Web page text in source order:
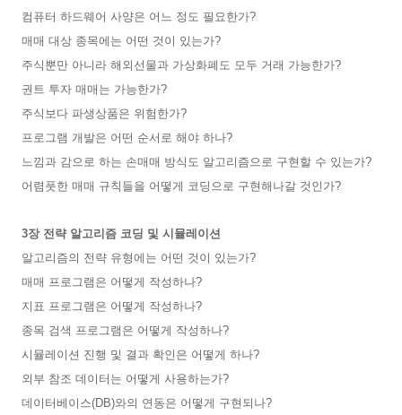
컴퓨터 하드웨어 사양은 어느 정도 필요한가?
매매 대상 종목에는 어떤 것이 있는가?
주식뿐만 아니라 해외선물과 가상화폐도 모두 거래 가능한가?
권트 투자 매매는 가능한가?
주식보다 파생상품은 위험한가?
프로그램 개발은 어떤 순서로 해야 하나?
느낌과 감으로 하는 손매매 방식도 알고리즘으로 구현할 수 있는가?
어렴풋한 매매 규칙들을 어떻게 코딩으로 구현해나갈 것인가?
3장 전략 알고리즘 코딩 및 시뮬레이션
알고리즘의 전략 유형에는 어떤 것이 있는가?
매매 프로그램은 어떻게 작성하나?
지표 프로그램은 어떻게 작성하나?
종목 검색 프로그램은 어떻게 작성하나?
시뮬레이션 진행 및 결과 확인은 어떻게 하나?
외부 참조 데이터는 어떻게 사용하는가?
데이터베이스(DB)와의 연동은 어떻게 구현되나?